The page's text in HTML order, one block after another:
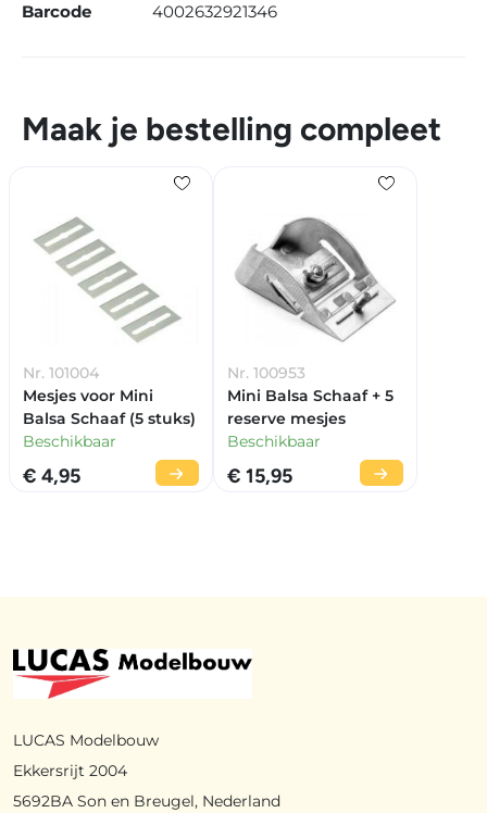
Barcode 4002632921346
Maak je bestelling compleet
Nr. 101004
Mesjes voor Mini
Balsa Schaaf (5 stuks)
Beschikbaar
€ 4,95
Nr. 100953
Mini Balsa Schaaf + 5
reserve mesjes
Beschikbaar
€ 15,95
LUCAS Modelbouw
Ekkersrijt 2004
5692BA Son en Breugel, Nederland